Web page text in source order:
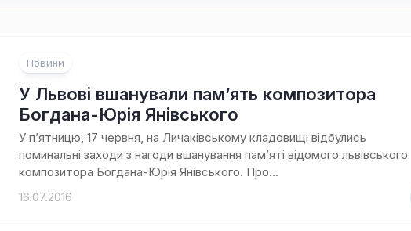
Новини
У Львові вшанували пам’ять композитора
Богдана-Юрія Янівського
У п’ятницю, 17 червня, на Личаківському кладовищі відбулись
поминальні заходи з нагоди вшанування пам’яті відомого львівського
композитора Богдана-Юрія Янівського. Про...
16.07.2016